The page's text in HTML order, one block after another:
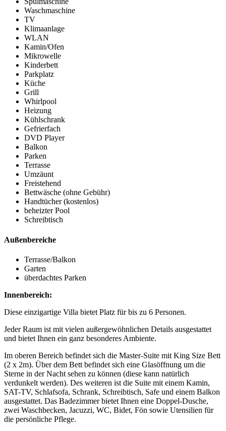
Waschmaschine
TV
Klimaanlage
WLAN
Kamin/Ofen
Mikrowelle
Kinderbett
Parkplatz
Küche
Grill
Whirlpool
Heizung
Kühlschrank
Gefrierfach
DVD Player
Balkon
Parken
Terrasse
Umzäunt
Freistehend
Bettwäsche (ohne Gebühr)
Handtücher (kostenlos)
beheizter Pool
Schreibtisch
Außenbereiche
Terrasse/Balkon
Garten
überdachtes Parken
Innenbereich:
Diese einzigartige Villa bietet Platz für bis zu 6 Personen.
Jeder Raum ist mit vielen außergewöhnlichen Details ausgestattet
und bietet Ihnen ein ganz besonderes Ambiente.
Im oberen Bereich befindet sich die Master-Suite mit King Size Bett
(2 x 2m). Über dem Bett befindet sich eine Glasöffnung um die
Sterne in der Nacht sehen zu können (diese kann natürlich
verdunkelt werden). Des weiteren ist die Suite mit einem Kamin,
SAT-TV, Schlafsofa, Schrank, Schreibtisch, Safe und einem Balkon
ausgestattet. Das Badezimmer bietet Ihnen eine Doppel-Dusche,
zwei Waschbecken, Jacuzzi, WC, Bidet, Fön sowie Utensilien für
die persönliche Pflege.